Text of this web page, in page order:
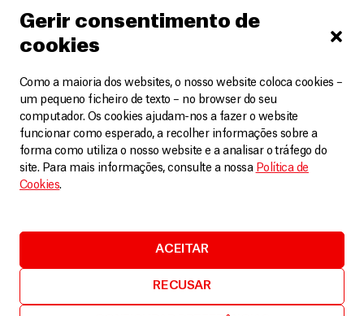
Gerir consentimento de
cookies
Como a maioria dos websites, o nosso website coloca cookies –
um pequeno ficheiro de texto – no browser do seu
computador. Os cookies ajudam-nos a fazer o website
funcionar como esperado, a recolher informações sobre a
forma como utiliza o nosso website e a analisar o tráfego do
site. Para mais informações, consulte a nossa Política de
Cookies.
ACEITAR
RECUSAR
primeira vez que a pessoa está a falar com alguém –
especialmente um profissional – sobre aquilo que lhe
sinta segura e valorizada, e que saiba que não é culpa dela.
Isso estabelece as bases daquilo que devem esperar e
sentir que merecem por parte de quem lhes presta
cuidados no futuro.”
“Apesar de haver muitas coisas
que não podemos fazer pelas
pessoas durante o curto período